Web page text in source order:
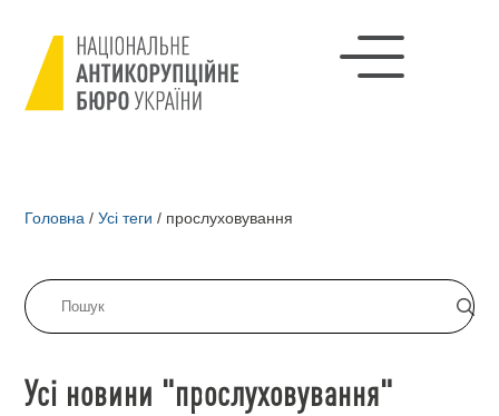
Головна / Усі теги / прослуховування
Усі новини "прослуховування"